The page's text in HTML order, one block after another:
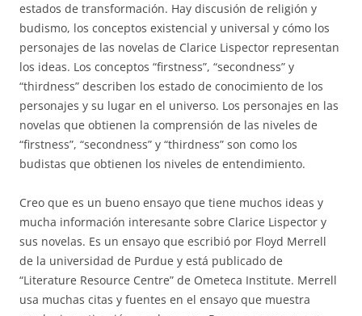
estados de transformación. Hay discusión de religión y
budismo, los conceptos existencial y universal y cómo los
personajes de las novelas de Clarice Lispector representan
los ideas. Los conceptos “firstness”, “secondness” y
“thirdness” describen los estado de conocimiento de los
personajes y su lugar en el universo. Los personajes en las
novelas que obtienen la comprensión de las niveles de
“firstness”, “secondness” y “thirdness” son como los
budistas que obtienen los niveles de entendimiento.
Creo que es un bueno ensayo que tiene muchos ideas y
mucha información interesante sobre Clarice Lispector y
sus novelas. Es un ensayo que escribió por Floyd Merrell
de la universidad de Purdue y está publicado de
“Literature Resource Centre” de Ometeca Institute. Merrell
usa muchas citas y fuentes en el ensayo que muestra